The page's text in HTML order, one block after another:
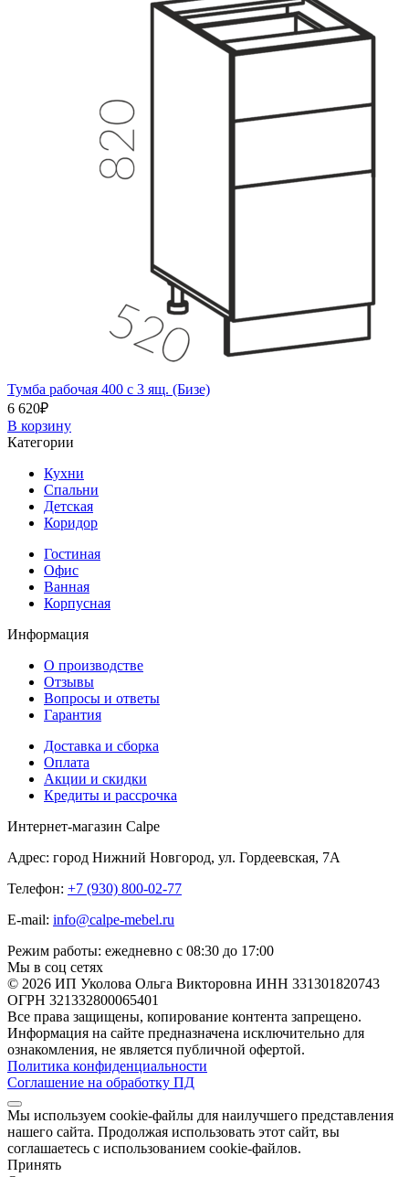
Тумба рабочая 400 с 3 ящ. (Бизе)
6 620₽
В корзину
Категории
Кухни
Спальни
Детская
Коридор
Гостиная
Офис
Ванная
Корпусная
Информация
О производстве
Отзывы
Вопросы и ответы
Гарантия
Доставка и сборка
Оплата
Акции и скидки
Кредиты и рассрочка
Интернет-магазин Calpe
Адрес: город Нижний Новгород, ул. Гордеевская, 7А
Телефон: +7 (930) 800-02-77
E-mail: info@calpe-mebel.ru
Режим работы: ежедневно с 08:30 до 17:00
Мы в соц сетях
© 2026 ИП Уколова Ольга Викторовна ИНН 331301820743
ОГРН 321332800065401
Все права защищены, копирование контента запрещено.
Информация на сайте предназначена исключительно для
ознакомления, не является публичной офертой.
Политика конфиденциальности
Соглашение на обработку ПД
Мы используем cookie-файлы для наилучшего представления
нашего сайта. Продолжая использовать этот сайт, вы
соглашаетесь с использованием cookie-файлов.
Принять